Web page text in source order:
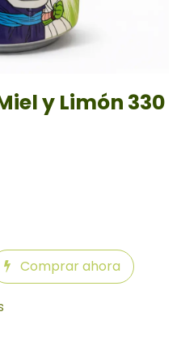
y Limón 330
Comprar ahora